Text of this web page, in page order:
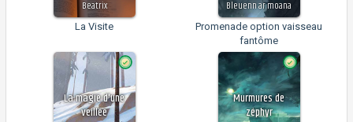
Beatrix
La Visite
Bleuenn ar moana
Promenade option vaisseau
fantôme
La magie d'une
veillée
Murmures de
zéphyr